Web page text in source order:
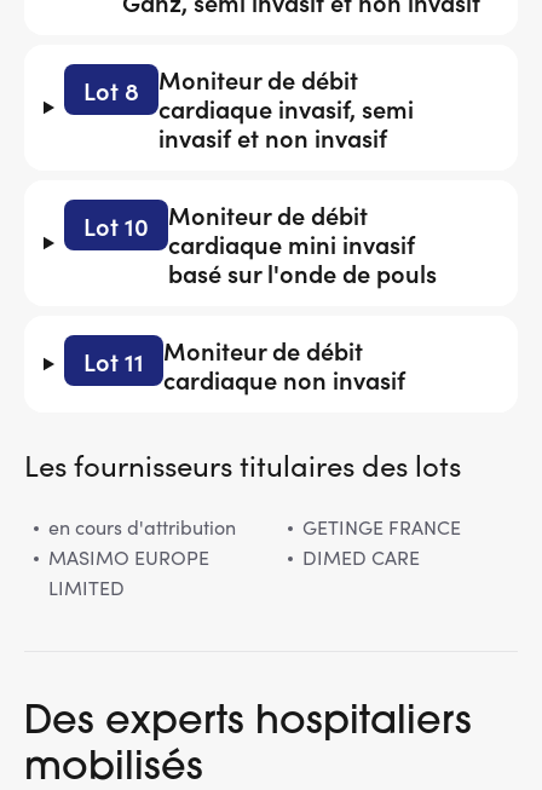
Lot 8
Moniteur de débit
cardiaque invasif, semi
invasif et non invasif
Lot 10
Moniteur de débit
cardiaque mini invasif
basé sur l'onde de pouls
Lot 11
Moniteur de débit
cardiaque non invasif
Les fournisseurs titulaires des lots
en cours d'attribution
GETINGE FRANCE
MASIMO EUROPE
LIMITED
DIMED CARE
Des experts hospitaliers
mobilisés